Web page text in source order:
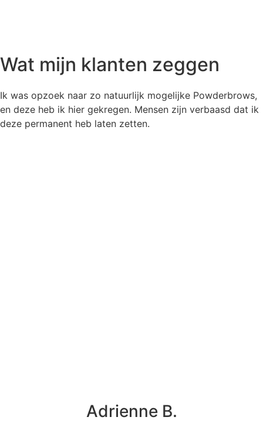
Wat mijn klanten zeggen
Ik was opzoek naar zo natuurlijk mogelijke Powderbrows,
en deze heb ik hier gekregen. Mensen zijn verbaasd dat ik
deze permanent heb laten zetten.
Adrienne B.